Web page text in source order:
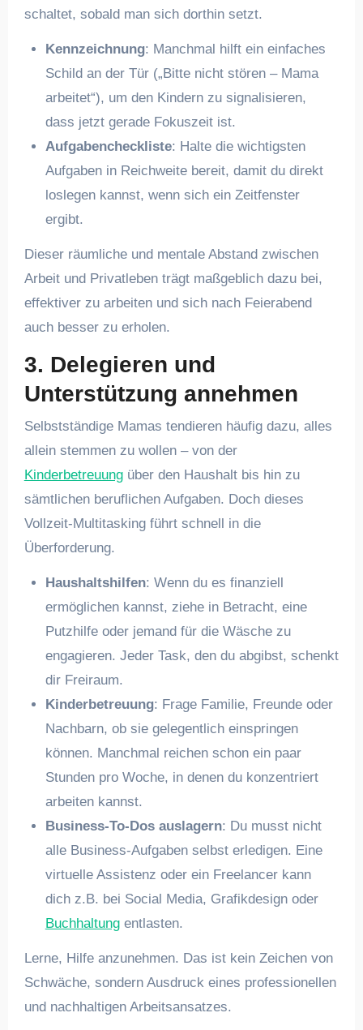
schaltet, sobald man sich dorthin setzt.
Kennzeichnung: Manchmal hilft ein einfaches
Schild an der Tür („Bitte nicht stören – Mama
arbeitet“), um den Kindern zu signalisieren,
dass jetzt gerade Fokuszeit ist.
Aufgabencheckliste: Halte die wichtigsten
Aufgaben in Reichweite bereit, damit du direkt
loslegen kannst, wenn sich ein Zeitfenster
ergibt.
Dieser räumliche und mentale Abstand zwischen
Arbeit und Privatleben trägt maßgeblich dazu bei,
effektiver zu arbeiten und sich nach Feierabend
auch besser zu erholen.
3. Delegieren und
Unterstützung annehmen
Selbstständige Mamas tendieren häufig dazu, alles
allein stemmen zu wollen – von der
Kinderbetreuungüber den Haushalt bis hin zu
sämtlichen beruflichen Aufgaben. Doch dieses
Vollzeit-Multitasking führt schnell in die
Überforderung.
Haushaltshilfen: Wenn du es finanziell
ermöglichen kannst, ziehe in Betracht, eine
Putzhilfe oder jemand für die Wäsche zu
engagieren. Jeder Task, den du abgibst, schenkt
dir Freiraum.
Kinderbetreuung: Frage Familie, Freunde oder
Nachbarn, ob sie gelegentlich einspringen
können. Manchmal reichen schon ein paar
Stunden pro Woche, in denen du konzentriert
arbeiten kannst.
Business-To-Dos auslagern: Du musst nicht
alle Business-Aufgaben selbst erledigen. Eine
virtuelle Assistenz oder ein Freelancer kann
dich z.B. bei Social Media, Grafikdesign oder
Buchhaltungentlasten.
Lerne, Hilfe anzunehmen. Das ist kein Zeichen von
Schwäche, sondern Ausdruck eines professionellen
und nachhaltigen Arbeitsansatzes.